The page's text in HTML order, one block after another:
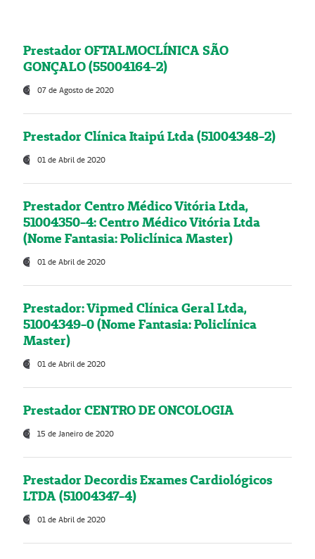
Prestador OFTALMOCLÍNICA SÃO
GONÇALO (55004164-2)
07 de Agosto de 2020
Prestador Clínica Itaipú Ltda (51004348-2)
01 de Abril de 2020
Prestador Centro Médico Vitória Ltda,
51004350-4: Centro Médico Vitória Ltda
(Nome Fantasia: Policlínica Master)
01 de Abril de 2020
Prestador: Vipmed Clínica Geral Ltda,
51004349-0 (Nome Fantasia: Policlínica
Master)
01 de Abril de 2020
Prestador CENTRO DE ONCOLOGIA
15 de Janeiro de 2020
Prestador Decordis Exames Cardiológicos
LTDA (51004347-4)
01 de Abril de 2020